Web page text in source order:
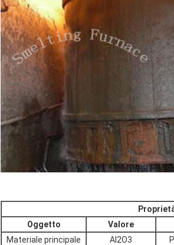
Oggetto
Valore
Materiale principale
Al2O3